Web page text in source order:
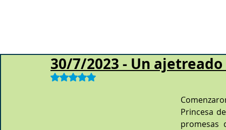
30/7/2023 - Un
Obtuvo NaN de 5 estrellas.
Princesa
promesas